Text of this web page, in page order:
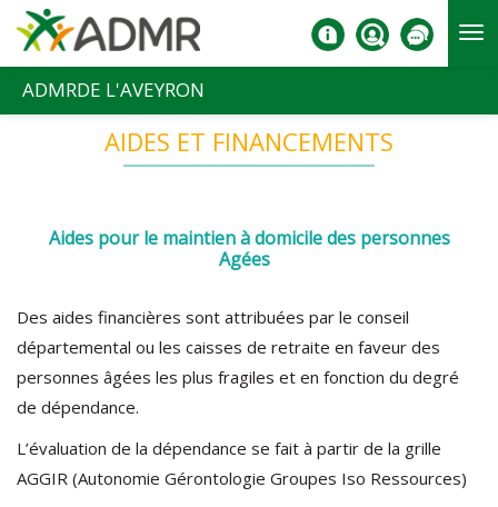
Aller au contenu principal
ADMRDE L'AVEYRON
AIDES ET FINANCEMENTS
Aides pour le maintien à domicile des personnes
Agées
Des aides financières sont attribuées par le conseil
départemental ou les caisses de retraite en faveur des
personnes âgées les plus fragiles et en fonction du degré
de dépendance.
L’évaluation de la dépendance se fait à partir de la grille
AGGIR (Autonomie Gérontologie Groupes Iso Ressources)